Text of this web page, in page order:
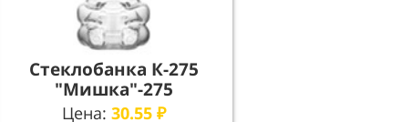
Стеклобанка К-275
"Мишка"-275
Цена: 30.55 ₽